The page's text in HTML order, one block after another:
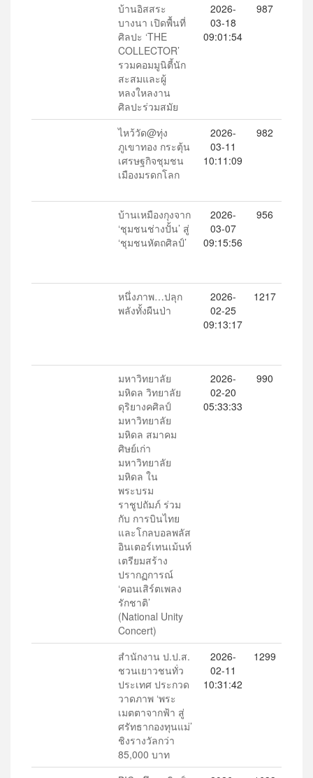
บ้านอิสสระ
บางนา เปิดพื้นที่
ศิลปะ ‘THE
COLLECTOR’
รวมคอมมูนิตี้นัก
สะสมและผู้
หลงใหลงาน
ศิลปะร่วมสมัย
2026-
03-18
09:01:54
987
ไหว้วัด@ทุ่ง
ภูเขาทอง กระตุ้น
เศรษฐกิจชุมชน
เมืองมรดกโลก
2026-
03-11
10:11:09
982
บ้านเหมืองกุงจาก
‘ชุมชนช่างปั้น’ สู่
‘ชุมชนหัตถศิลป์’
2026-
03-07
09:15:56
956
หนึ่งภาพ…ปลุก
พลังทั้งผืนป่า
2026-
02-25
09:13:17
1217
มหาวิทยาลัย
มหิดล วิทยาลัย
ดุริยางคศิลป์
มหาวิทยาลัย
มหิดล สมาคม
ศิษย์เก่า
มหาวิทยาลัย
มหิดล ใน
พระบรม
ราชูปถัมภ์ ร่วม
กับ การบินไทย
และโกลบอลพลัส
อินเตอร์เทนเม้นท์
เตรียมสร้าง
ปรากฏการณ์
‘คอนเสิร์ตเพลง
รักชาติ’
(National Unity
Concert)
2026-
02-20
05:33:33
990
สำนักงาน ป.ป.ส.
ชวนเยาวชนทั่ว
ประเทศ ประกวด
วาดภาพ ‘พระ
เมตตาจากฟ้า สู่
ศรัทธากองทุนแม่’
ชิงรางวัลกว่า
85,000 บาท
2026-
02-11
10:31:42
1299